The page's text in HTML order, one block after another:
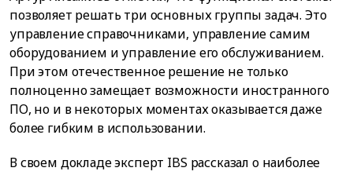
позволяет решать три основных группы задач. Это
управление справочниками, управление самим
оборудованием и управление его обслуживанием.
При этом отечественное решение не только
полноценно замещает возможности иностранного
ПО, но и в некоторых моментах оказывается даже
более гибким в использовании.
В своем докладе эксперт IBS рассказал о наиболее